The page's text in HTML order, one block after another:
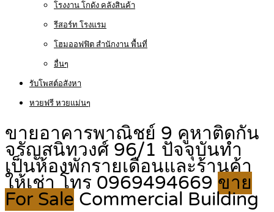
โรงงาน โกดัง คลังสินค้า
รีสอร์ท โรงแรม
โฮมออฟฟิต สำนักงาน พื้นที่
อื่นๆ
รับโพสต์อสังหา
หวยฟรี หวยแม่นๆ
ขายอาคารพาณิชย์ 9 คูหาติดกัน
จรัญสนิทวงศ์ 96/1 ปัจจุบันทำ
เป็นห้องพักรายเดือนและร้านค้า
ให้เช่า โทร 0969494669 ขาย
For Sale Commercial Building